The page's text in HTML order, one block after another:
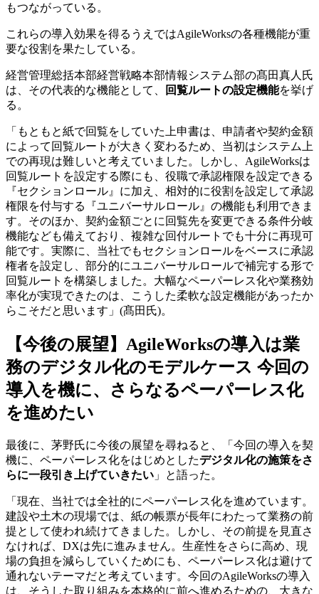
もつながっている。
これらの導入効果を得るうえではAgileWorksの各種機能が重
要な役割を果たしている。
経営管理総括本部経営戦略本部情報システム部の髙田真人氏
は、その代表的な機能として、
回覧ルートの設定機能を挙げ
る。
「もともと紙で回覧をしていた上申書は、申請者や契約金額
によって回覧ルートが大きく変わるため、当初はシステム上
での再現は難しいと考えていました。しかし、AgileWorksは
回覧ルートを設定する際にも、役職で承認権限を設定できる
『セクションロール』に加え、相対的に役割を設定して承認
権限を付与する『ユニバーサルロール』の機能も利用できま
す。そのほか、契約金額ごとに回覧先を変更できる条件分岐
機能なども備えており、複雑な回付ルートでも十分に再現可
能です。実際に、当社でもセクションロールをベースに承認
権者を設定し、部分的にユニバーサルロールで補完する形で
回覧ルートを構築しました。大幅なペーパーレス化や業務効
率化が実現できたのは、こうした柔軟な設定機能があったか
らこそだと思います」(髙田氏)。
【今後の展望】AgileWorksの導入は業
務のデジタル化のモデルケース 今回の
導入を機に、さらなるペーパーレス化
を進めたい
最後に、茅野氏に今後の展望を尋ねると、「今回の導入を契
機に、ペーパーレス化をはじめとしたデジタル化の施策をさ
らに一段引き上げていきたい 」と語った。
「現在、当社では全社的にペーパーレス化を進めています。
建設や土木の現場では、紙の帳票が長年にわたって業務の前
提として使われ続けてきました。しかし、その前提を見直さ
なければ、DXは先に進みません。生産性をさらに高め、現
場の負担を減らしていくためにも、ペーパーレス化は避けて
通れないテーマだと考えています。今回のAgileWorksの導入
は、そうした取り組みを本格的に前へ進めるための、大きな